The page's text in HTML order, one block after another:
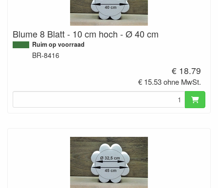
Blume 8 Blatt - 10 cm hoch - Ø 40 cm
Ruim op voorraad
BR-8416
€ 18.79
€ 15.53 ohne MwSt.